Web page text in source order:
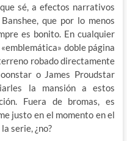
sé, a efectos narrativos
que por lo menos
es bonito. En cualquier
doble página
robado directamente
o James Proudstar
la mansión a estos
Fuera de bromas, es
justo en el momento en el
serie, ¿no?